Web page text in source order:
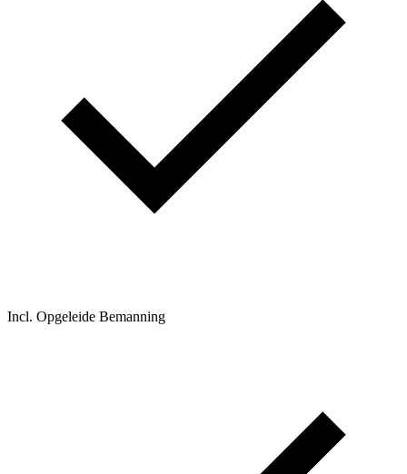
Incl. Opgeleide Bemanning